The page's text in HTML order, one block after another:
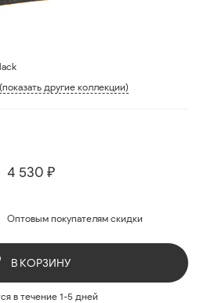
(показать другие коллекции)
4 530 ₽
Оптовым покупателям скидки
В КОРЗИНУ
в течение 1-5 дней